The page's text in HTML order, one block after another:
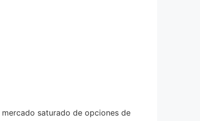
saturado de opciones de